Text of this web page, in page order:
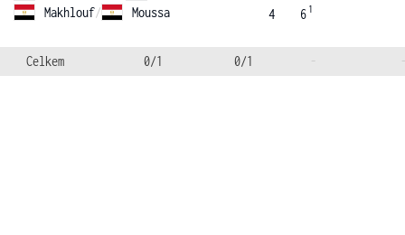
Makhlouf/ Moussa
4
6 1
Celkem 0/1 0/1 -